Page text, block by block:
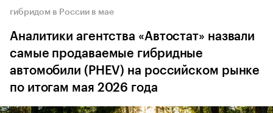
гибридом в России в мае
Аналитики агентства «Автостат» назвали
самые продаваемые гибридные
автомобили (PHEV) на российском рынке
по итогам мая 2026 года